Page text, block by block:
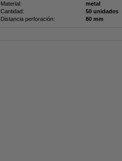
Material:
metal
Cantidad:
50 unidades
Distancia perforación: 80 mm